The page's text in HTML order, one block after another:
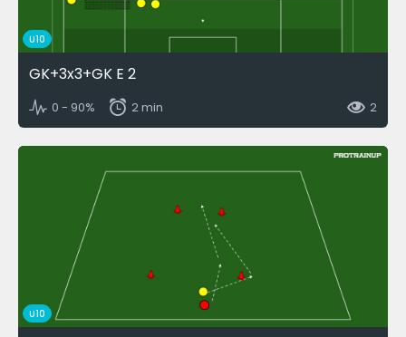
U10
GK+3x3+GK E 2
0 - 90% 2 min 2
U10